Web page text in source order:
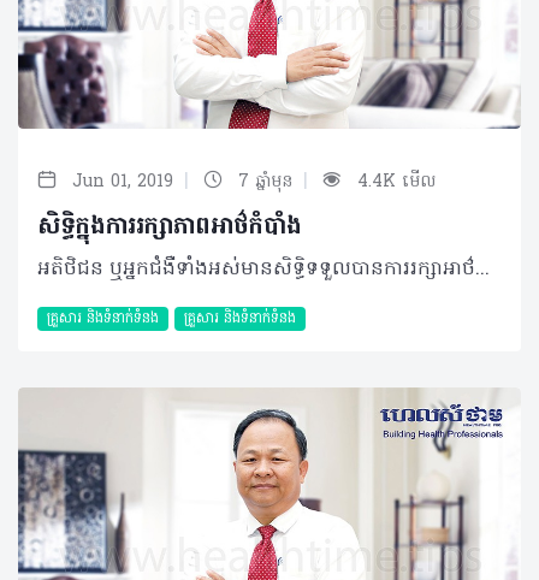
Jun 01, 2019 | 7 ឆ្នាំមុន | 4.4K មើល
សិទិ្ធក្នុងការរក្សាភាពអាថ៌កំបាំង
អតិថិជន ឬអ្នកជំងឺទាំងអស់មានសិទ្ធិទទួលបានការរក្សាអាថ៌កំបាំងនូវរាល់ព័ត៌មានទាំងអស់ (ស្ថានភាព សុខភាព រោគវិនិច្ឆ័យ សភាពជំងឺ ការព្យាបាល និងព័ត៌មានផ្ទាល់ខ្លួនដទៃទៀត សូម្បីតែក្រោយពីគាត់ស្លាប់ក៏ដោយ។ ករណីសិក្សា៖ សុភា ជាគិលានុបដ្ឋាយិកានៅមណ្ឌលសុខភាព។ ថ្ងៃមួយមានអ្នកភូមិម្នាក់ឈ្មោះនារី បានមកមណ្ឌលសុខភាព ព្រោះនាងមានជំងឺទាក់ទងនឹងសុខភាពផ្លូវភេទ បន្ទាប់ពីបានពិនិត្យរួចរាល់ និងទទួលបានការណែនាំរួចមក នារីក៏បានជម្រាបលាអ្នកគ្រូពេទ្យសុភាទៅផ្ទះ ស្រាប់តែរំពេចនោះចិន្តាដែលជាអ្នកភូមិជាមួយនារីបានមកពិនិត្យសុខភាពនៅមណ្ឌលសុខភាពដែរ ហើយក៏បានលួចសួរអ្នកគ្រូពេទ្យសុភាអំពីអាការៈរោគរបស់នារី។ សុភា ដោយយល់ថា នារី និងចិន្តាជាអ្នកភូមិជាមួយគ្នា ក៏បានប្រាប់ពីអាការៈរោគរបស់នារី ទៅចិន្តា។ ការពិត នារីនិងចិន្តាបានឈ្លោះទាស់ទែងខ្វែងគំនិតគ្នាតាំងពីយូរមកហើយពួកគេរកឱកាសដើម្បីបង្ខូចកិត្តិយសគ្នាទៅវិញទៅមក។ បន្ទាប់ពីបានដឹងអំពីសភាពជំងឺរបស់នារី ចិន្តាបាននិយាយប្រាប់អ្នកភូមិពីម្នាក់ទៅម្នាក់ថានារី មានជំងឺស្វាយ ពីព្រោះនាងបានឆ្លងជំងឺនេះ និងជាមិនដាច់សោះដោយសារនាងធ្លាប់ធ្វើជានារីរកស៊ីផ្លូវភេទកាលពីនៅជាយុវតីដោយសារបញ្ហាគ្រួសាររបស់នាងក្រីក្រពេក។ សំណួរ៖ - តើនៅក្នុងរឿងនេះ នារីបានឆ្លើយតបវិញ (មានប្រតិកម្ម) យ៉ាងណាខ្លះ? តើនាងទទួលនូវការខូចចិត្តដែរឬទេ? - តើនារីមានអារម្មណ៍ចំពោះអ្នកគ្រូពេទ្យសុភាយ៉ាងណាដែរ? - បើអ្នកគ្រូសុភាបានដឹងរឿងរ៉ាវនេះកើតឡើង តើគាត់មានអារម្មណ៍យ៉ាងដូចម្តេច? - ក្នុងនាមជាគ្រូពេទ្យ តើយើងគួរធ្វើដូចជាអ្នកគ្រូពេទ្យសុភាដែរឬទេ? តើការអនុវត្តចំពោះសិទ្ធិក្នុងការរក្សាភាពអាថ៌កំបាំងមានអ្វីខ្លះ? • អ្នកគ្រប់គ្រងមូលដ្ឋានសុខាភិបាល និងអ្នកទទួលខុសត្រូវត្រូវធានាថារាល់ឯកសារ បញ្ជី និងទិន្នន័យរបស់អតិថិជនត្រូវរក្សាទុកឲ្យបានត្រឹមត្រូវ និងនៅកន្លែងមានសុវត្ថិភាព • មូលដ្ឋានសុខាភិបាលត្រូវមានទម្រង់បែបបទការងារច្បាស់លាស់សម្រាប់អនុញ្ញាតឲ្យបុគ្គលិកសុខាភិបាលក្នុងការចូលទៅប្រើប្រាស់នូវរាល់ឯកសារបញ្ជី និងទិន្នន័យរបស់អតិថិជន • រាល់ឯកសារ ឬបញ្ជីរបស់អតិថិជនអាចដកយកបានដោយបុគ្គលិកសុខាភិបាលដែលបានចាត់តាំងត្រឹមត្រូវ • អ្នកផ្តល់សេវាត្រូវប្រើប្រាស់បណ្តាញទំនាក់ទំនងដែលធានានូវការសម្ងាត់ និងដោយមានការយល់ព្រមពីអតិថិជន • អ្នកគ្រប់គ្រងសុខាភិបាល និងអ្នកទទួលខុសត្រូវត្រូវធានាថារាល់ព័ត៌មានសម្ងាត់ទាំងអស់អាចបង្ហាញឲ្យដឹង លុះត្រាតែអតិថិជនយល់ព្រម • ប្រសិនបើមានការស្នើសុំព័ត៌មាន សម្រាប់ការងារទាក់ទងនឹងច្បាប់ការស្នើសុំនោះត្រូវធ្វើតាមរយៈលិខិតផ្លូវការ • ព័ត៌មានសម្ងាត់ស្តីពីសុខភាពរបស់អតិថិជនអាចប្រើប្រាស់ ឬបង្ហាញឲ្យដឹង (ឈ្មោះ ទីកន្លែង) ដល់អង្គភាពរដ្ឋ ឬឯកជនដែលទទួលស្គាល់ដោយច្បាប់ ឬធម្មនុញ្ញ សម្រាប់តែវិធានការនានាក្នុងកិច្ចការទប់ស្កាត់ ភយន្តរាយ • អ្នកគ្រប់គ្រងសុខាភិបាល និងអ្នកទទួលខុសត្រូវ ត្រូវធានាថារាល់ទិន្នន័យសម្ងាត់ទាំងអស់របស់អតិថិជនត្រូវបានការពារ និងរក្សាទុកបានត្រឹមត្រូវ • សារធាតុរបស់មនុស្សដូចជា ឈាម ជាលិកា និងសរីរាង្គដទៃទៀតដែលជាប្រភពនៃព័ត៌មានរបស់អតិថិជន ត្រូវកម្ទេចចោលឲ្យបានត្រឹមត្រូវ ឬរក្សាទុកនៅកន្លែងដែលមានសុវត្ថិភាព • អ្នកផ្តល់សេវាត្រូវប្រាប់អតិថិជនឲ្យដឹងពីរបៀប និងពេលវេលាដែលអាចដកយករាល់ទិន្នន័យនៅពេលដែលត្រូវការ • អ្នកផ្តល់សេវាត្រូវដឹងពីគោលបំណងនៃការប្រើទិន្នន័យរបស់អតិថិជន។ តើការទទួលខុសត្រូវ ចំពោះសិទ្ធិក្នុងការរក្សាភាពអាថ៌កំបំាងមានអ្វីខ្លះ? • អតិថិជនទទួលខុសត្រូវក្នុងការរក្សាទុកព័ត៌មានសុខាភិបាលដែលបានប្រគល់។ បកស្រាយដោយ៖ វេជ្ជបណ្ឌិត ឡាក់ ឡេង ឯកទេសសុខភាពសាធារណៈអនុប្រធានមជ្ឈមណ្ឌលជាតិលើកកម្ពស់សុខភាព អត្ថបទ៖ ដកស្រង់ចេញពីទស្សនាវដ្ដី ហេលស៍ថាម ប្រូ លេខ ៧៩ ©2019 រក្សាសិទ្ធិគ្រប់យ៉ាង​ដោយ Healthtime Corporation ចំពោះគ្រប់អត្ថបទដោយគ្មានផ្នែកណាមួយត្រូវបោះពុម្ពផ្សាយចូល ប្រព័ន្ធអុីនធឺណែតឧបករណ៍អេឡិចត្រូនិកអាត់ជាសំឡេងឬថតចំលងគ្រប់រូបភាពដោយគ្មានការអនុញ្ញាតឡើយ
គ្រួសារ​ និងទំនាក់ទំនង គ្រួសារ​ និងទំនាក់ទំនង